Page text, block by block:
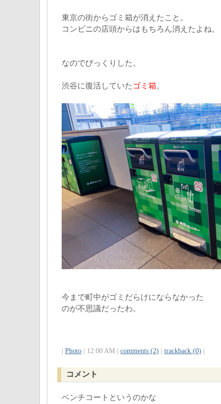
東京の街からゴミ箱が消えたこと。
コンビニの店頭からはもちろん消えたよね。
なのでびっくりした。
渋谷に復活していた ゴミ箱。
今まで町中がゴミだらけにならなかった
のが不思議だったわ。
Photo | 12:00 AM | comments (2) trackback (0)
コメント
ベンチコートというのかな